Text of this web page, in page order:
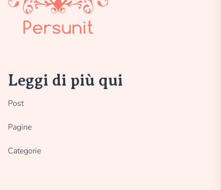
Leggi di più qui
Post
Pagine
Categorie